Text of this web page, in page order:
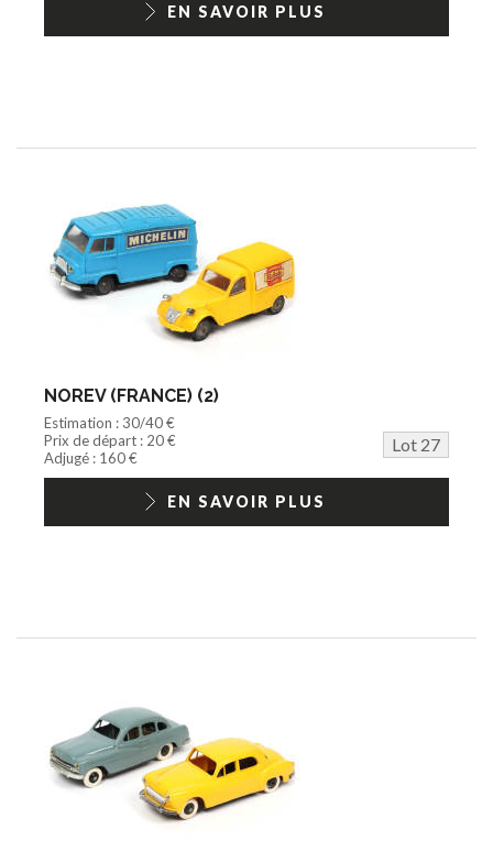
EN SAVOIR PLUS
NOREV (FRANCE) (2)
Estimation : 30/40 €
Prix de départ : 20 €
Lot 27
Adjugé : 160 €
EN SAVOIR PLUS